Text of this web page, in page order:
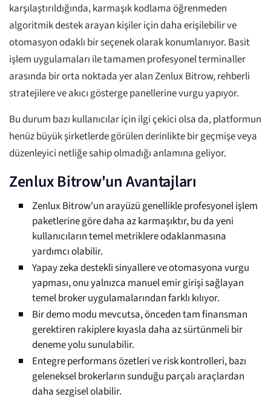
karşılaştırıldığında, karmaşık kodlama öğrenmeden
algoritmik destek arayan kişiler için daha erişilebilir ve
otomasyon odaklı bir seçenek olarak konumlanıyor. Basit
işlem uygulamaları ile tamamen profesyonel terminaller
arasında bir orta noktada yer alan Zenlux Bitrow, rehberli
stratejilere ve akıcı gösterge panellerine vurgu yapıyor.
Bu durum bazı kullanıcılar için ilgi çekici olsa da, platformun
henüz büyük şirketlerde görülen derinlikte bir geçmişe veya
düzenleyici netliğe sahip olmadığı anlamına geliyor.
Zenlux Bitrow'un Avantajları
Zenlux Bitrow'un arayüzü genellikle profesyonel işlem
paketlerine göre daha az karmaşıktır, bu da yeni
kullanıcıların temel metriklere odaklanmasına
yardımcı olabilir.
Yapay zeka destekli sinyallere ve otomasyona vurgu
yapması, onu yalnızca manuel emir girişi sağlayan
temel broker uygulamalarından farklı kılıyor.
Bir demo modu mevcutsa, önceden tam finansman
gerektiren rakiplere kıyasla daha az sürtünmeli bir
deneme yolu sunulabilir.
Entegre performans özetleri ve risk kontrolleri, bazı
geleneksel brokerların sunduğu parçalı araçlardan
daha sezgisel olabilir.